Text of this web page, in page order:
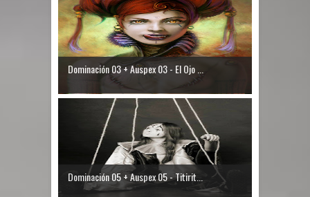
Dominación 03 + Auspex 03 - El Ojo ...
Dominación 05 + Auspex 05 - Titirit...